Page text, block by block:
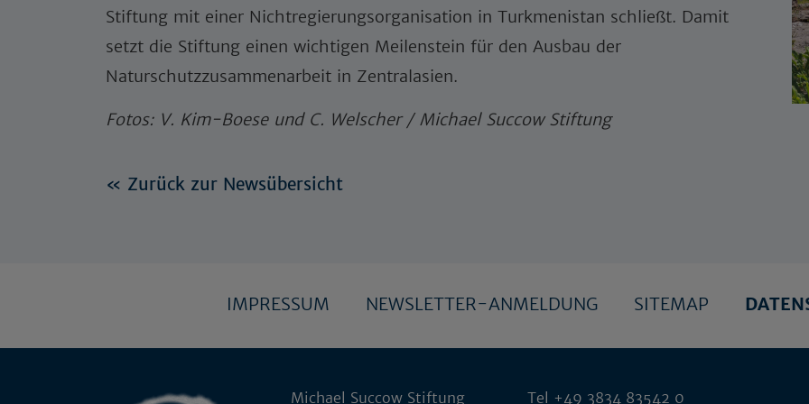
Stiftung mit einer Nichtregierungsorganisation in Turkmenistan schließt. Damit
setzt die Stiftung einen wichtigen Meilenstein für den Ausbau der
Naturschutzzusammenarbeit in Zentralasien.
Fotos: V. Kim-Boese und C. Welscher / Michael Succow Stiftung
« Zurück zur Newsübersicht
IMPRESSUM NEWSLETTER-ANMELDUNG SITEMAP
Michael Succow Stiftung Tel +49 3834 83542 0